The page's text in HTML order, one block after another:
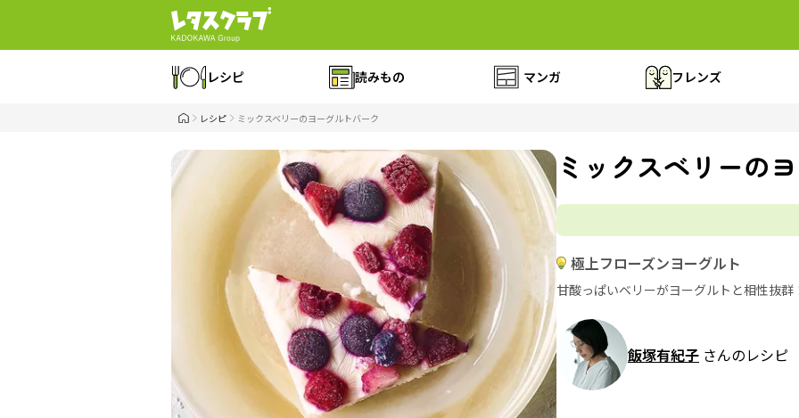
レシピ 読みもの マンガ フレンズ
レシピ ミックスベリーのヨーグルトバーク
ミックスベリーの
極上フローズンヨーグルト
甘酸っぱいベリーがヨーグルトと相性抜群
飯塚有紀子 さんのレシピ